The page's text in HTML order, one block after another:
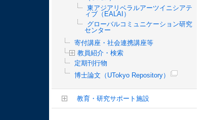
東アジアリベラルアーツイニシアテ
ィブ（EALAI）
グローバルコミュニケーション研究
センター
寄付講座・社会連携講座等
教員紹介・検索
定期刊行物
博士論文（UTokyo Repository）
教育・研究サポート施設